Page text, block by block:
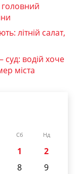
літній салат,
суд: водій хоче
міста
Сб Нд
1
2
8
9